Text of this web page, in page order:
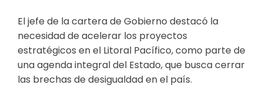
El jefe de la cartera de Gobierno destacó la
necesidad de acelerar los proyectos
estratégicos en el Litoral Pacífico, como parte de
una agenda integral del Estado, que busca cerrar
las brechas de desigualdad en el país.